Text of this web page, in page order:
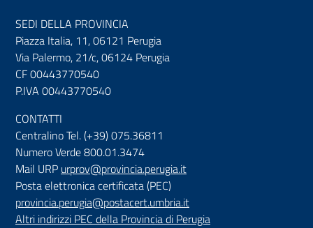
SEDI DELLA PROVINCIA
Piazza Italia, 11, 06121 Perugia
Via Palermo, 21/c, 06124 Perugia
CF 00443770540
P.IVA 00443770540
CONTATTI
Centralino Tel. (+39) 075.36811
Numero Verde 800.01.3474
Mail URP urprov@provincia.perugia.it
Posta elettronica certificata (PEC)
provincia.perugia@postacert.umbria.it
Altri indirizzi PEC della Provincia di Perugia